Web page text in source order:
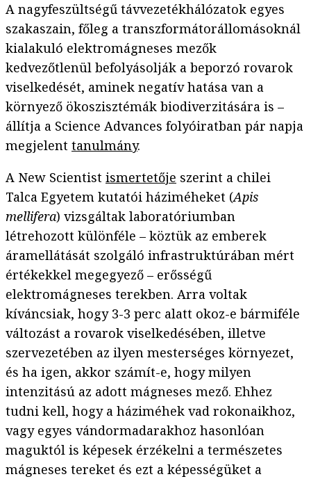
A nagyfeszültségű távvezetékhálózatok egyes
szakaszain, főleg a transzformátorállomásoknál
kialakuló elektromágneses mezők
kedvezőtlenül befolyásolják a beporzó rovarok
viselkedését, aminek negatív hatása van a
környező ökoszisztémák biodiverzitására is –
állítja a Science Advances folyóiratban pár napja
megjelent tanulmány.
A New Scientist ismertetője szerint a chilei
Talca Egyetem kutatói háziméheket (Apis
mellifera) vizsgáltak laboratóriumban
létrehozott különféle – köztük az emberek
áramellátását szolgáló infrastruktúrában mért
értékekkel megegyező – erősségű
elektromágneses terekben. Arra voltak
kíváncsiak, hogy 3-3 perc alatt okoz-e bármiféle
változást a rovarok viselkedésében, illetve
szervezetében az ilyen mesterséges környezet,
és ha igen, akkor számít-e, hogy milyen
intenzitású az adott mágneses mező. Ehhez
tudni kell, hogy a háziméhek vad rokonaikhoz,
vagy egyes vándormadarakhoz hasonlóan
maguktól is képesek érzékelni a természetes
mágneses tereket és ezt a képességüket a